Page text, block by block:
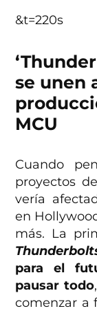
&t=220s
se unen
MCU
Cuando
proyectos
vería
en
más. La
para el
pausar todo
comenzar a